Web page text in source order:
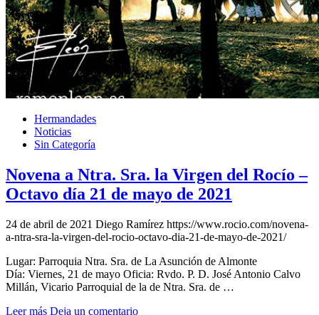
Hermandades
Noticias
Sin Categoría
Novena a Ntra. Sra. la Virgen del Rocío –
Octavo día 21 de mayo de 2021
24 de abril de 2021 Diego Ramírez https://www.rocio.com/novena-
a-ntra-sra-la-virgen-del-rocio-octavo-dia-21-de-mayo-de-2021/
Lugar: Parroquia Ntra. Sra. de La Asunción de Almonte
Día: Viernes, 21 de mayo Oficia: Rvdo. P. D. José Antonio Calvo
Millán, Vicario Parroquial de la de Ntra. Sra. de …
Leer más Deja un comentario